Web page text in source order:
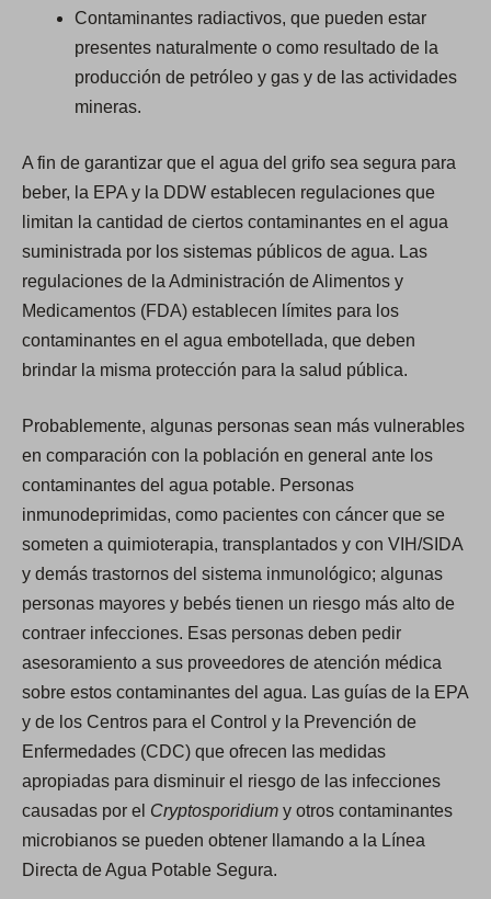
Contaminantes radiactivos, que pueden estar
presentes naturalmente o como resultado de la
producción de petróleo y gas y de las actividades
mineras.
A fin de garantizar que el agua del grifo sea segura para
beber, la EPA y la DDW establecen regulaciones que
limitan la cantidad de ciertos contaminantes en el agua
suministrada por los sistemas públicos de agua. Las
regulaciones de la Administración de Alimentos y
Medicamentos (FDA) establecen límites para los
contaminantes en el agua embotellada, que deben
brindar la misma protección para la salud pública.
Probablemente, algunas personas sean más vulnerables
en comparación con la población en general ante los
contaminantes del agua potable. Personas
inmunodeprimidas, como pacientes con cáncer que se
someten a quimioterapia, transplantados y con VIH/SIDA
y demás trastornos del sistema inmunológico; algunas
personas mayores y bebés tienen un riesgo más alto de
contraer infecciones. Esas personas deben pedir
asesoramiento a sus proveedores de atención médica
sobre estos contaminantes del agua. Las guías de la EPA
y de los Centros para el Control y la Prevención de
Enfermedades (CDC) que ofrecen las medidas
apropiadas para disminuir el riesgo de las infecciones
causadas por el Cryptosporidium y otros contaminantes
microbianos se pueden obtener llamando a la Línea
Directa de Agua Potable Segura.